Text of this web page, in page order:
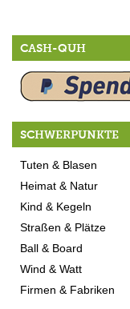
CASH-QUH
SCHWERPUNKTE
Tuten & Blasen
Heimat & Natur
Kind & Kegeln
Straßen & Plätze
Ball & Board
Wind & Watt
Firmen & Fabriken